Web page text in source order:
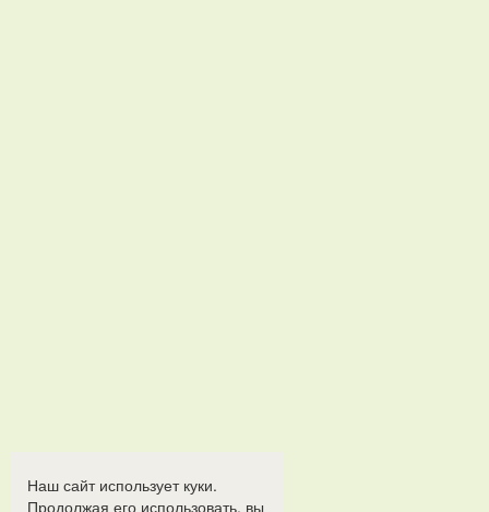
Наш сайт использует куки.
Продолжая его использовать, вы